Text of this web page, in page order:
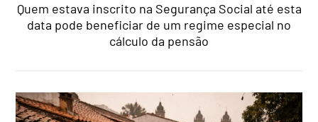
Quem estava inscrito na Segurança Social até esta
data pode beneficiar de um regime especial no
cálculo da pensão